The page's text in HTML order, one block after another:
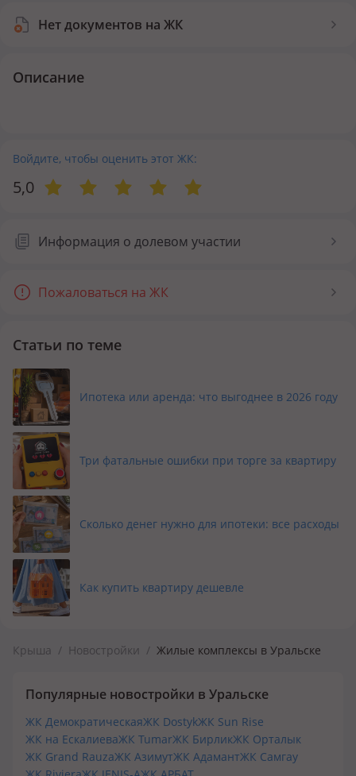
Нет документов на ЖК
Описание
Войдите, чтобы оценить этот ЖК:
5,0
Информация о долевом участии
Пожаловаться на ЖК
Статьи по теме
Ипотека или аренда: что выгоднее в 2026 году
Три фатальные ошибки при торге за квартиру
Сколько денег нужно для ипотеки: все расходы
Как купить квартиру дешевле
Крыша / Новостройки / Жилые комплексы в Уральске
Популярные новостройки в Уральске
ЖК ДемократическаяЖК DostykЖК Sun Rise
ЖК на ЕскалиеваЖК TumarЖК БирликЖК Орталык
ЖК Grand RauzaЖК АзимутЖК АдамантЖК Самгау